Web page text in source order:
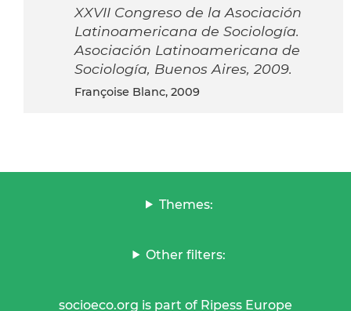
XXVII Congreso de la Asociación
Latinoamericana de Sociología.
Asociación Latinoamericana de
Sociología, Buenos Aires, 2009.
Françoise Blanc, 2009
Themes:
Other filters:
socioeco.org is part of Ripess Europe